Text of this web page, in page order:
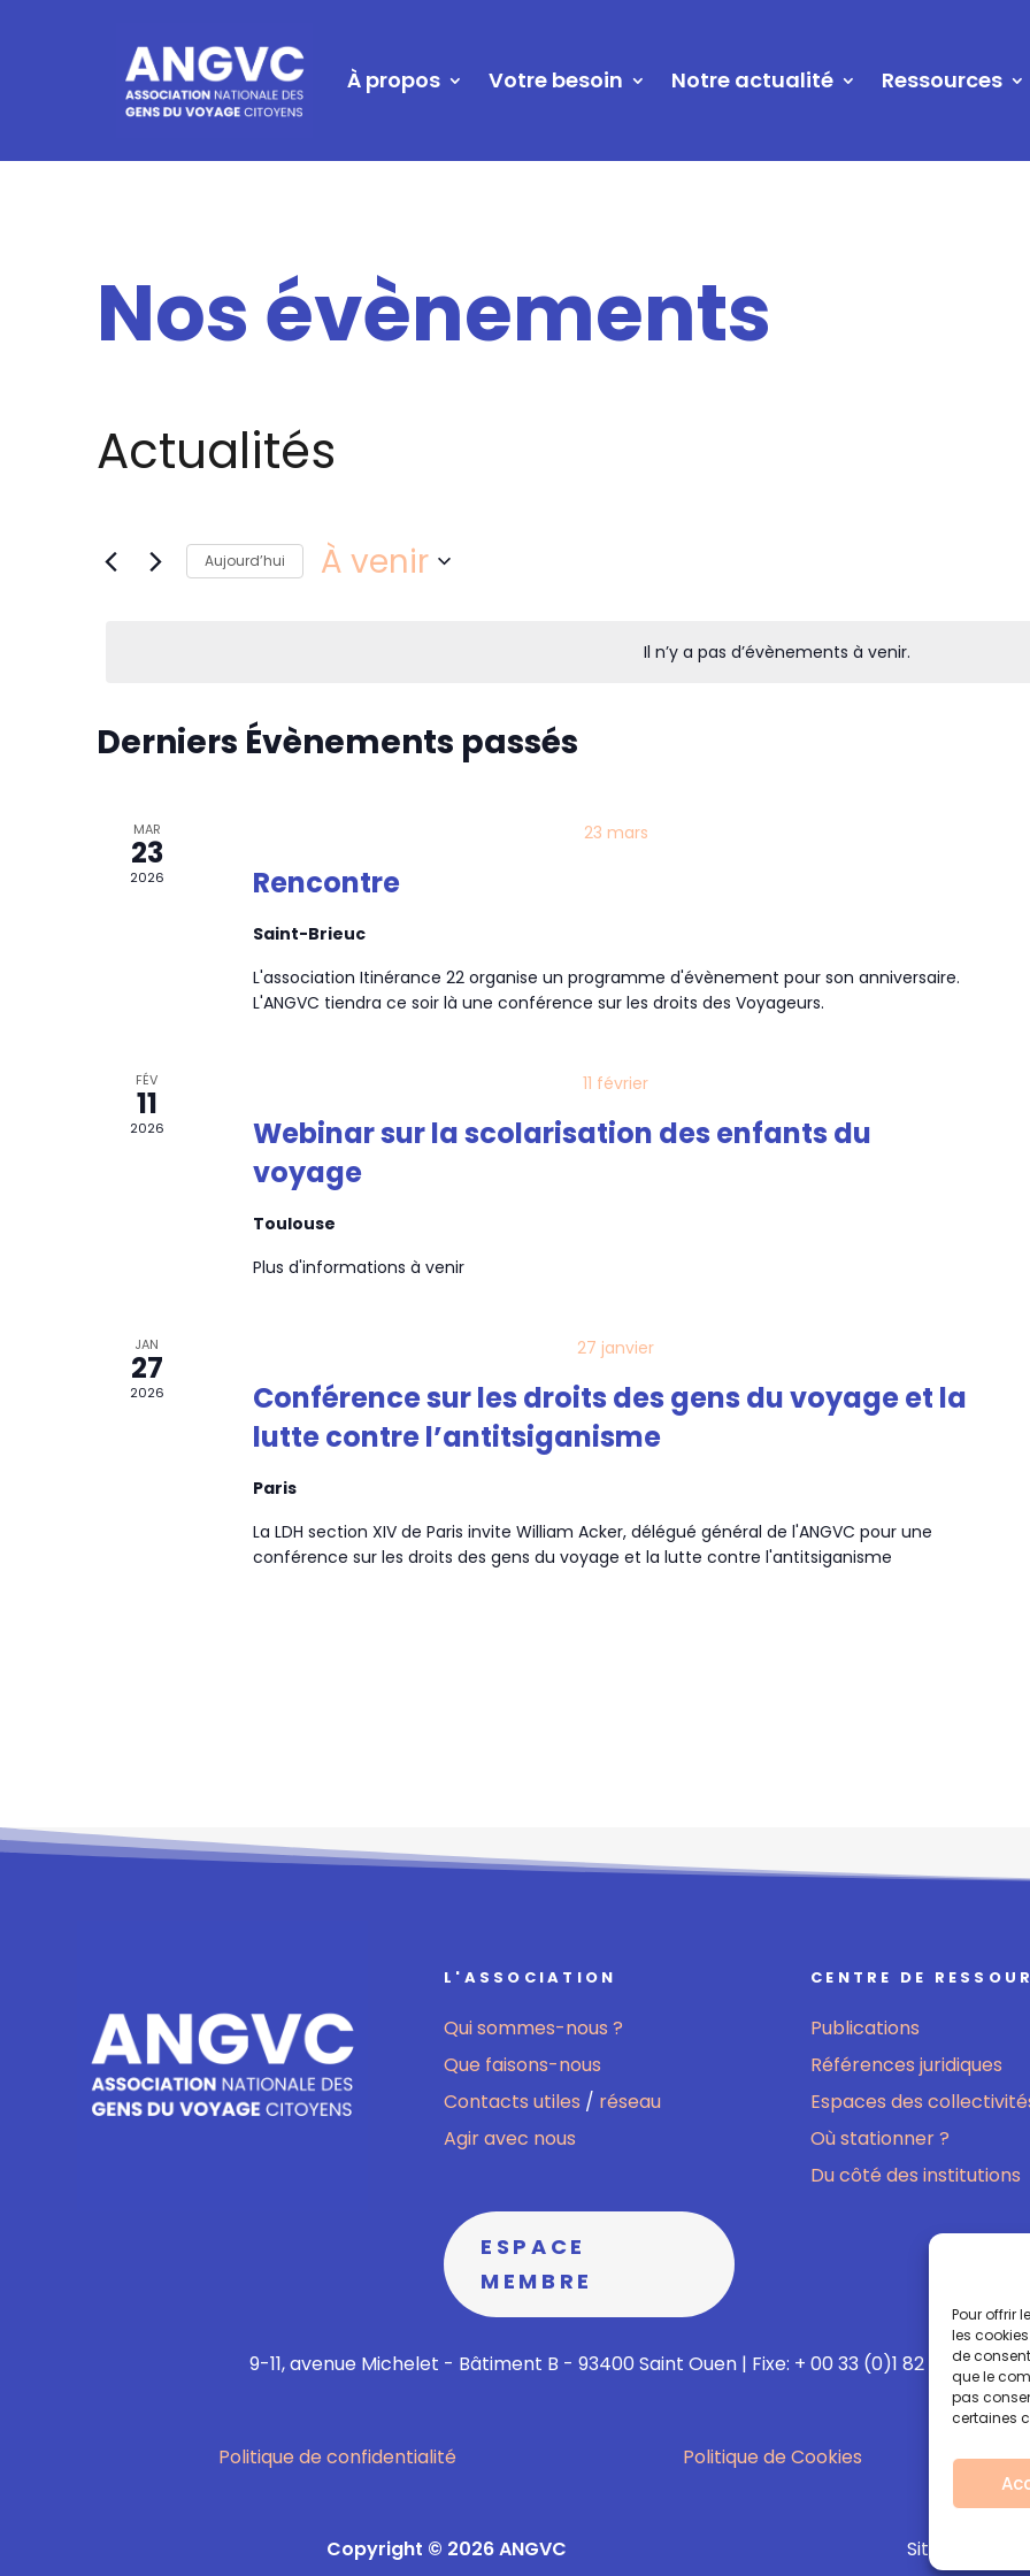
Pour offrir
les
de
que le
pas
certaines
À propos Votre besoin Notre actualité Ressources
Nos évènements
Actualités
Il n’y a pas d’évènements à venir.
Aujourd’hui À venir
Derniers Évènements passés
MAR
23
2026
23 mars
Rencontre
Saint-Brieuc
L'association Itinérance 22 organise un programme d'évènement pour son anniversaire.
L'ANGVC tiendra ce soir là une conférence sur les droits des Voyageurs.
FÉV
11
2026
11 février
Webinar sur la scolarisation des enfants du
voyage
Toulouse
Plus d'informations à venir
JAN
27
2026
27 janvier
Conférence sur les droits des gens du voyage et la
lutte contre l’antitsiganisme
Paris
La LDH section XIV de Paris invite William Acker, délégué général de l'ANGVC pour une
conférence sur les droits des gens du voyage et la lutte contre l'antitsiganisme
L'ASSOCIATION
Qui sommes-nous ?
Que faisons-nous
Contacts utiles / réseau
Agir avec nous
ESPACE
MEMBRE
CENTRE DE
Publications
Références juridiques
Espaces des
Où stationner ?
Du côté des institutions
9-11, avenue Michelet - Bâtiment B - 93400 Saint Ouen | Fixe: + 00 33 (0)1 82 02 60 13 |
Politique de confidentialité Politique de Cookies
Copyright © 2026 ANGVC Site réalisé